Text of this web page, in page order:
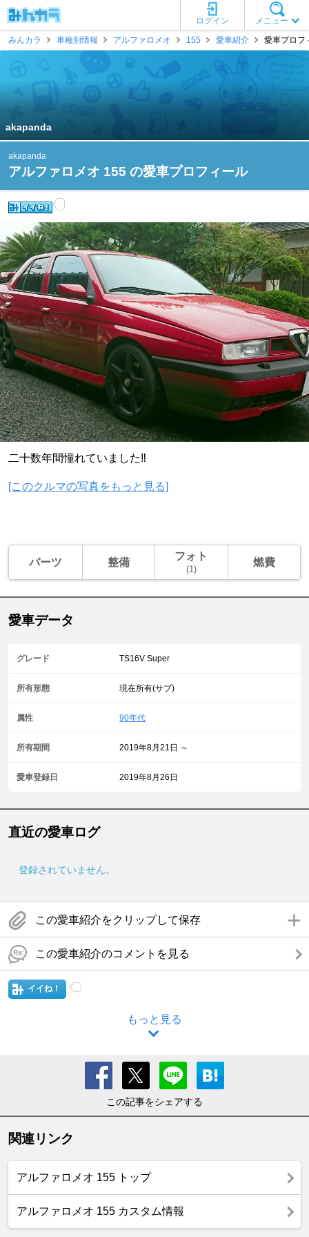
メニュー
ログイン
みんカラ
車種別情報 アルファロメオ 155 愛車紹介 愛車プロフ
akapanda
akapanda
アルファロメオ 155 の愛車プロフィール
二十数年間憧れていました‼️
[このクルマの写真をもっと見る]
パーツ 整備 フォト
(1)
燃費
愛車データ
グレード TS16V Super
所有形態 現在所有(サブ)
属性 90年代
所有期間 2019年8月21日 ～
愛車登録日 2019年8月26日
直近の愛車ログ
登録されていません。
この愛車紹介をクリップして保存
この愛車紹介のコメントを見る
イイね！
もっと見る
この記事をシェアする
関連リンク
アルファロメオ 155 トップ
アルファロメオ 155 カスタム情報